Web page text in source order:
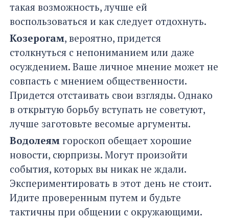
такая возможность, лучше ей
воспользоваться и как следует отдохнуть.
Козерогам, вероятно, придется
столкнуться с непониманием или даже
осуждением. Ваше личное мнение может не
совпасть с мнением общественности.
Придется отстаивать свои взгляды. Однако
в открытую борьбу вступать не советуют,
лучше заготовьте весомые аргументы.
Водолеям гороскоп обещает хорошие
новости, сюрпризы. Могут произойти
события, которых вы никак не ждали.
Экспериментировать в этот день не стоит.
Идите проверенным путем и будьте
тактичны при общении с окружающими.